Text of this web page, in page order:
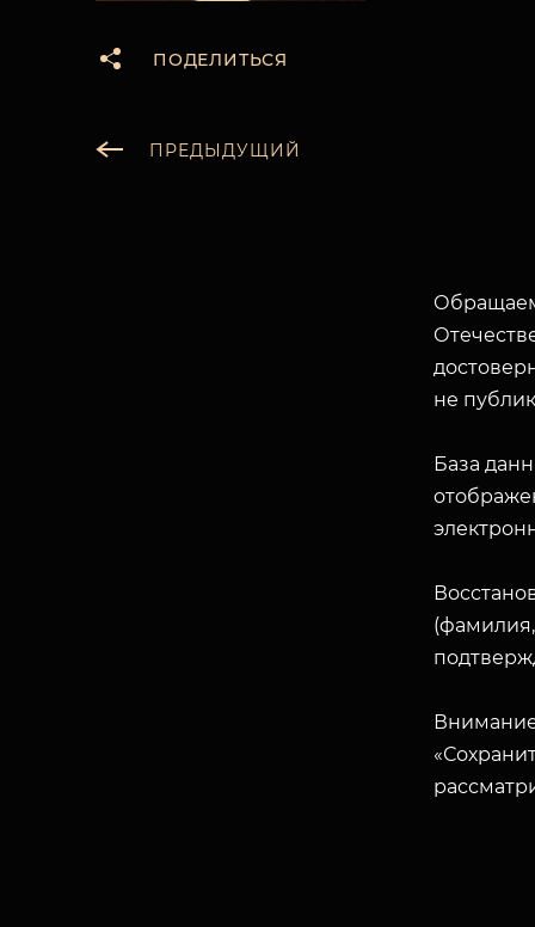
ПОДЕЛИТЬСЯ
ПРЕДЫДУЩИЙ
не
База